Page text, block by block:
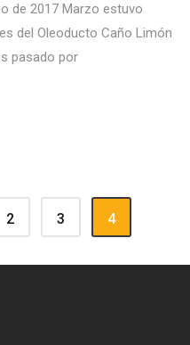
de 2017 Marzo estuvo
del Oleoducto Caño Limón
pasado por
2 3 4